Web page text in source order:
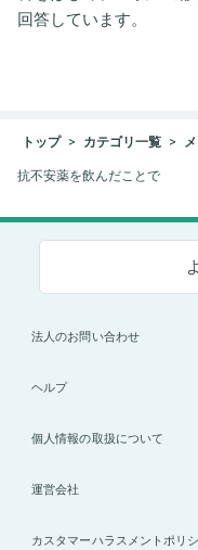
回答しています。
トップ カテゴリ一覧
抗不安薬を飲んだことで
法人のお問い合わせ
ヘルプ
個人情報の取扱について
運営会社
カスタマーハラスメントポリ